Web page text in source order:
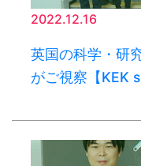
2022.12.16
英国の科学・研
がご視察【KEK